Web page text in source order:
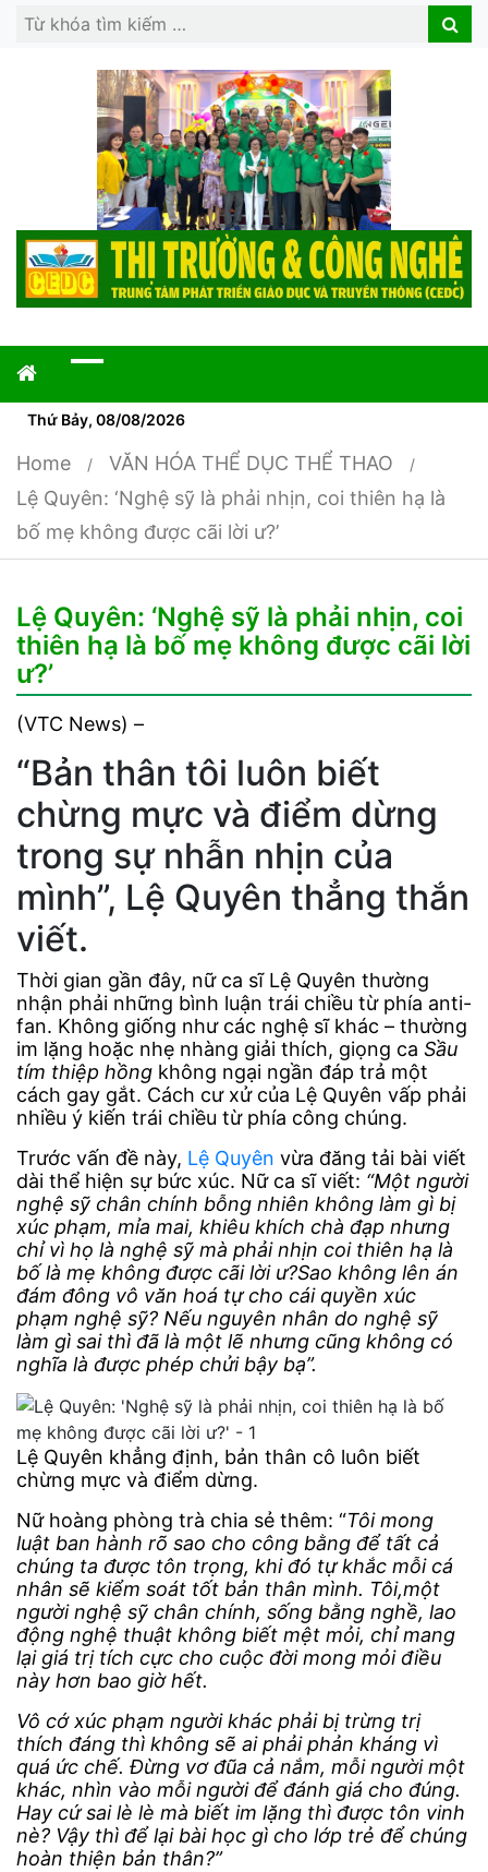
Search
Search
Thứ Bảy, 08/08/2026
Home
VĂN HÓA THỂ DỤC THỂ THAO
Lệ Quyên: ‘Nghệ sỹ là phải nhịn, coi thiên hạ là
bố mẹ không được cãi lời ư?’
Lệ Quyên: ‘Nghệ sỹ là phải nhịn, coi
thiên hạ là bố mẹ không được cãi lời
ư?’
(VTC News) –
“Bản thân tôi luôn biết
chừng mực và điểm dừng
trong sự nhẫn nhịn của
mình”, Lệ Quyên thẳng thắn
viết.
Thời gian gần đây, nữ ca sĩ Lệ Quyên thường
nhận phải những bình luận trái chiều từ phía anti-
fan. Không giống như các nghệ sĩ khác – thường
im lặng hoặc nhẹ nhàng giải thích, giọng ca Sầu
tím thiệp hồng không ngại ngần đáp trả một
cách gay gắt. Cách cư xử của Lệ Quyên vấp phải
nhiều ý kiến trái chiều từ phía công chúng.
Trước vấn đề này, Lệ Quyên vừa đăng tải bài viết
dài thể hiện sự bức xúc. Nữ ca sĩ viết: “Một người
nghệ sỹ chân chính bỗng nhiên không làm gì bị
xúc phạm, mỉa mai, khiêu khích chà đạp nhưng
chỉ vì họ là nghệ sỹ mà phải nhịn coi thiên hạ là
bố là mẹ không được cãi lời ư?Sao không lên án
đám đông vô văn hoá tự cho cái quyền xúc
phạm nghệ sỹ? Nếu nguyên nhân do nghệ sỹ
làm gì sai thì đã là một lẽ nhưng cũng không có
nghĩa là được phép chửi bậy bạ”.
Lệ Quyên khẳng định, bản thân cô luôn biết
chừng mực và điểm dừng.
Nữ hoàng phòng trà chia sẻ thêm: “Tôi mong
luật ban hành rõ sao cho công bằng để tất cả
chúng ta được tôn trọng, khi đó tự khắc mỗi cá
nhân sẽ kiểm soát tốt bản thân mình. Tôi,một
người nghệ sỹ chân chính, sống bằng nghề, lao
động nghệ thuật không biết mệt mỏi, chỉ mang
lại giá trị tích cực cho cuộc đời mong mỏi điều
này hơn bao giờ hết.
Vô cớ xúc phạm người khác phải bị trừng trị
thích đáng thì không sẽ ai phải phản kháng vì
quá ức chế. Đừng vơ đũa cả nắm, mỗi người một
khác, nhìn vào mỗi người để đánh giá cho đúng.
Hay cứ sai lè lè mà biết im lặng thì được tôn vinh
nè? Vậy thì để lại bài học gì cho lớp trẻ để chúng
hoàn thiện bản thân?”